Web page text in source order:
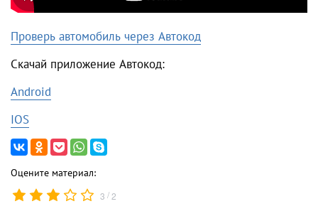
Проверь автомобиль через Автокод
Скачай приложение Автокод:
Android
IOS
Оцените материал:
3 /2